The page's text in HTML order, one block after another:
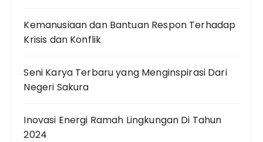
Kemanusiaan dan Bantuan Respon Terhadap
Krisis dan Konflik
Seni Karya Terbaru yang Menginspirasi Dari
Negeri Sakura
Inovasi Energi Ramah Lingkungan Di Tahun
2024